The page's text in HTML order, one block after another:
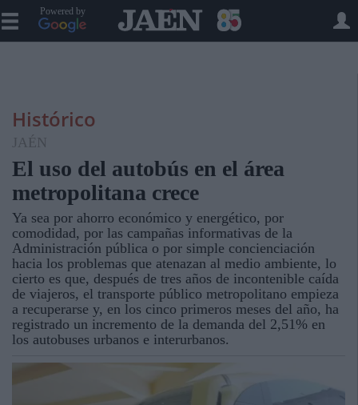
Powered by
Histórico
JAÉN
El uso del autobús en el área
metropolitana crece
Ya sea por ahorro económico y energético, por
comodidad, por las campañas informativas de la
Administración pública o por simple concienciación
hacia los problemas que atenazan al medio ambiente, lo
cierto es que, después de tres años de incontenible caída
de viajeros, el transporte público metropolitano empieza
a recuperarse y, en los cinco primeros meses del año, ha
registrado un incremento de la demanda del 2,51% en
los autobuses urbanos e interurbanos.